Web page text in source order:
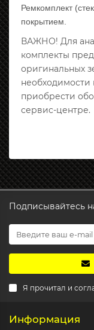
Ремкомплект
покрытием.
ВАЖНО! Для
комплекты
оригинальных
приобрести
сервис-центре.
Подписывайтесь
Я прочитал и
Информация